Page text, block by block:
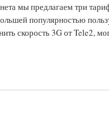
мы предлагаем три
популярностью
скорость 3G от Tele2,